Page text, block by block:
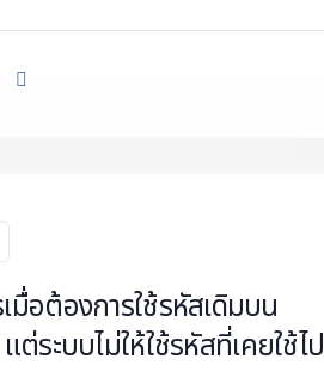
เมื่อต้องการใช้รหัสเดิมบน
ต่ระบบไม่ให้ใช้รหัสที่เคยใช้ไป